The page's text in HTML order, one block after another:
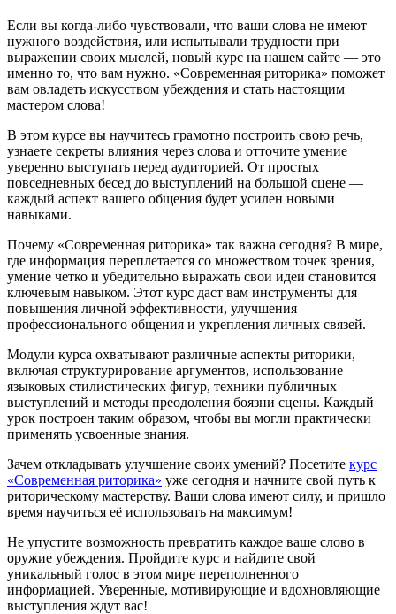
Если вы когда-либо чувствовали, что ваши слова не имеют
нужного воздействия, или испытывали трудности при
выражении своих мыслей, новый курс на нашем сайте — это
именно то, что вам нужно. «Современная риторика» поможет
вам овладеть искусством убеждения и стать настоящим
мастером слова!
В этом курсе вы научитесь грамотно построить свою речь,
узнаете секреты влияния через слова и отточите умение
уверенно выступать перед аудиторией. От простых
повседневных бесед до выступлений на большой сцене —
каждый аспект вашего общения будет усилен новыми
навыками.
Почему «Современная риторика» так важна сегодня? В мире,
где информация переплетается со множеством точек зрения,
умение четко и убедительно выражать свои идеи становится
ключевым навыком. Этот курс даст вам инструменты для
повышения личной эффективности, улучшения
профессионального общения и укрепления личных связей.
Модули курса охватывают различные аспекты риторики,
включая структурирование аргументов, использование
языковых стилистических фигур, техники публичных
выступлений и методы преодоления боязни сцены. Каждый
урок построен таким образом, чтобы вы могли практически
применять усвоенные знания.
Зачем откладывать улучшение своих умений? Посетите курс
«Современная риторика» уже сегодня и начните свой путь к
риторическому мастерству. Ваши слова имеют силу, и пришло
время научиться её использовать на максимум!
Не упустите возможность превратить каждое ваше слово в
оружие убеждения. Пройдите курс и найдите свой
уникальный голос в этом мире переполненного
информацией. Уверенные, мотивирующие и вдохновляющие
выступления ждут вас!